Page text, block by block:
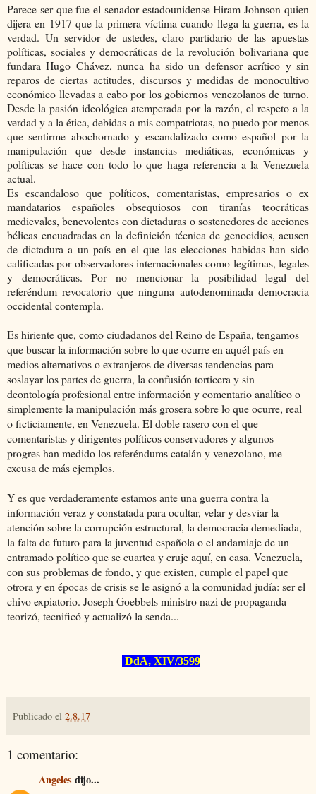
Parece ser que fue el senador estadounidense Hiram Johnson quien
dijera en 1917 que la primera víctima cuando llega la guerra, es la
verdad. Un servidor de ustedes, claro partidario de las apuestas
políticas, sociales y democráticas de la revolución bolivariana que
fundara Hugo Chávez, nunca ha sido un defensor acrítico y sin
reparos de ciertas actitudes, discursos y medidas de monocultivo
económico llevadas a cabo por los gobiernos venezolanos de turno.
Desde la pasión ideológica atemperada por la razón, el respeto a la
verdad y a la ética, debidas a mis compatriotas, no puedo por menos
que sentirme abochornado y escandalizado como español por la
manipulación que desde instancias mediáticas, económicas y
políticas se hace con todo lo que haga referencia a la Venezuela
actual.
Es escandaloso que políticos, comentaristas, empresarios o ex
mandatarios españoles obsequiosos con tiranías teocráticas
medievales, benevolentes con dictaduras o sostenedores de acciones
bélicas encuadradas en la definición técnica de genocidios, acusen
de dictadura a un país en el que las elecciones habidas han sido
calificadas por observadores internacionales como legítimas, legales
y democráticas. Por no mencionar la posibilidad legal del
referéndum revocatorio que ninguna autodenominada democracia
occidental contempla.
Es hiriente que, como ciudadanos del Reino de España, tengamos
que buscar la información sobre lo que ocurre en aquél país en
medios alternativos o extranjeros de diversas tendencias para
soslayar los partes de guerra, la confusión torticera y sin
deontología profesional entre información y comentario analítico o
simplemente la manipulación más grosera sobre lo que ocurre, real
o ficticiamente, en Venezuela. El doble rasero con el que
comentaristas y dirigentes políticos conservadores y algunos
progres han medido los referéndums catalán y venezolano, me
excusa de más ejemplos.
Y es que verdaderamente estamos ante una guerra contra la
información veraz y constatada para ocultar, velar y desviar la
atención sobre la corrupción estructural, la democracia demediada,
la falta de futuro para la juventud española o el andamiaje de un
entramado político que se cuartea y cruje aquí, en casa. Venezuela,
con sus problemas de fondo, y que existen, cumple el papel que
otrora y en épocas de crisis se le asignó a la comunidad judía: ser el
chivo expiatorio. Joseph Goebbels ministro nazi de propaganda
teorizó, tecnificó y actualizó la senda...
DdA, XIV/3599
Publicado el 2.8.17
1 comentario:
Angeles dijo...